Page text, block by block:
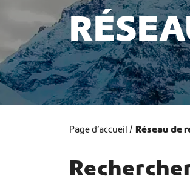
Page d’accueil Réseau de